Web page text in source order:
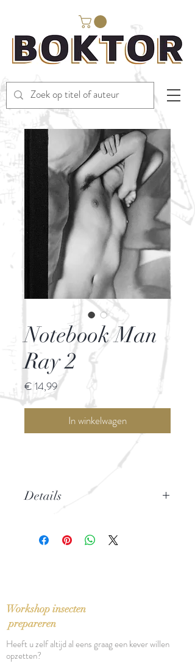
Notebook Man
Ray 2
€ 14,99Prijs
In winkelwagen
Details
Gerecycleerd papier, blanco pagina's
ingenaaide katernen
Afmetingen: 10,5 x 9 x 1,5 cm
Workshop insecten
prepareren
Heeft u zelf altijd al eens graag een kever willen
opzetten?